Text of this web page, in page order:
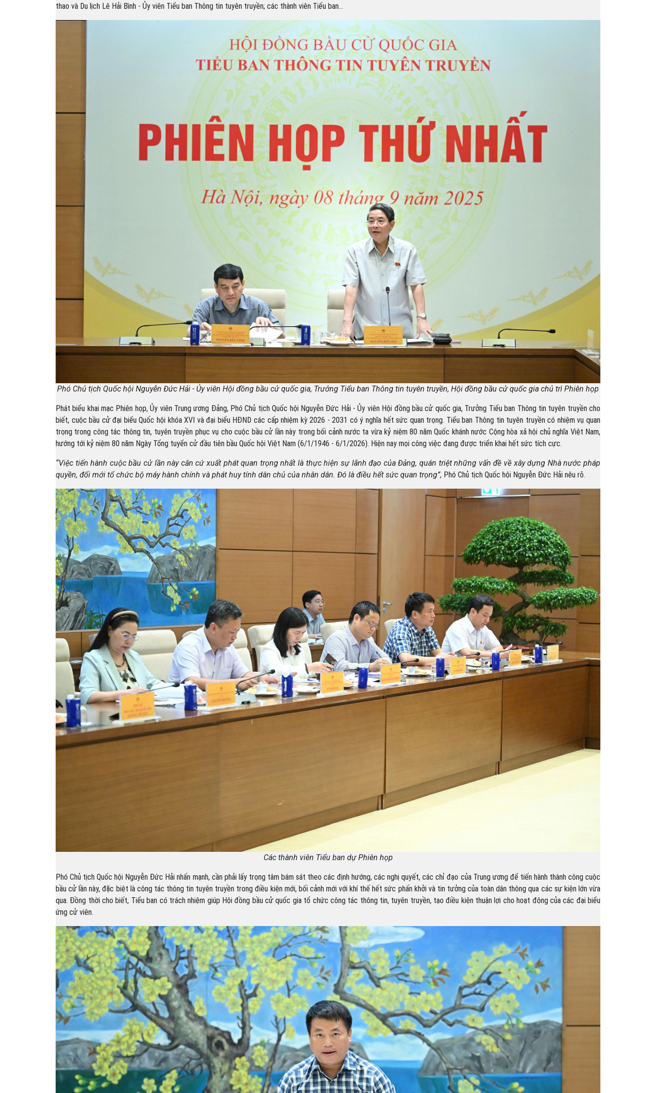
thao và Du lịch Lê Hải Bình - Ủy viên Tiểu ban Thông tin tuyên truyền; các thành viên Tiểu ban…
Phó Chủ tịch Quốc hội Nguyễn Đức Hải - Ủy viên Hội đồng bầu cử quốc gia, Trưởng Tiểu ban Thông tin tuyên truyền, Hội đồng bầu cử quốc gia chủ trì Phiên họp
Phát biểu khai mạc Phiên họp, Ủy viên Trung ương Đảng, Phó Chủ tịch Quốc hội Nguyễn Đức Hải - Ủy viên Hội đồng bầu cử quốc gia, Trưởng Tiểu ban Thông tin tuyên truyền cho
biết, cuộc bầu cử đại biểu Quốc hội khóa XVI và đại biểu HĐND các cấp nhiệm kỳ 2026 - 2031 có ý nghĩa hết sức quan trọng. Tiểu ban Thông tin tuyên truyền có nhiệm vụ quan
trọng trong công tác thông tin, tuyên truyền phục vụ cho cuộc bầu cử lần này trong bối cảnh nước ta vừa kỷ niệm 80 năm Quốc khánh nước Cộng hòa xã hội chủ nghĩa Việt Nam,
hướng tới kỷ niệm 80 năm Ngày Tổng tuyển cử đầu tiên bầu Quốc hội Việt Nam (6/1/1946 - 6/1/2026). Hiện nay mọi công việc đang được triển khai hết sức tích cực.
“Việc tiến hành cuộc bầu cử lần này căn cứ xuất phát quan trọng nhất là thực hiện sự lãnh đạo của Đảng, quán triệt những vấn đề về xây dựng Nhà nước pháp
quyền, đổi mới tổ chức bộ máy hành chính và phát huy tính dân chủ của nhân dân. Đó là điều hết sức quan trọng”, Phó Chủ tịch Quốc hội Nguyễn Đức Hải nêu rõ.
Các thành viên Tiểu ban dự Phiên họp
Phó Chủ tịch Quốc hội Nguyễn Đức Hải nhấn mạnh, cần phải lấy trọng tâm bám sát theo các định hướng, các nghị quyết, các chỉ đạo của Trung ương để tiến hành thành công cuộc
bầu cử lần này, đặc biệt là công tác thông tin tuyên truyền trong điều kiện mới, bối cảnh mới với khí thế hết sức phấn khởi và tin tưởng của toàn dân thông qua các sự kiện lớn vừa
qua. Đồng thời cho biết, Tiểu ban có trách nhiệm giúp Hội đồng bầu cử quốc gia tổ chức công tác thông tin, tuyên truyền, tạo điều kiện thuận lợi cho hoạt động của các đại biểu
ứng cử viên.